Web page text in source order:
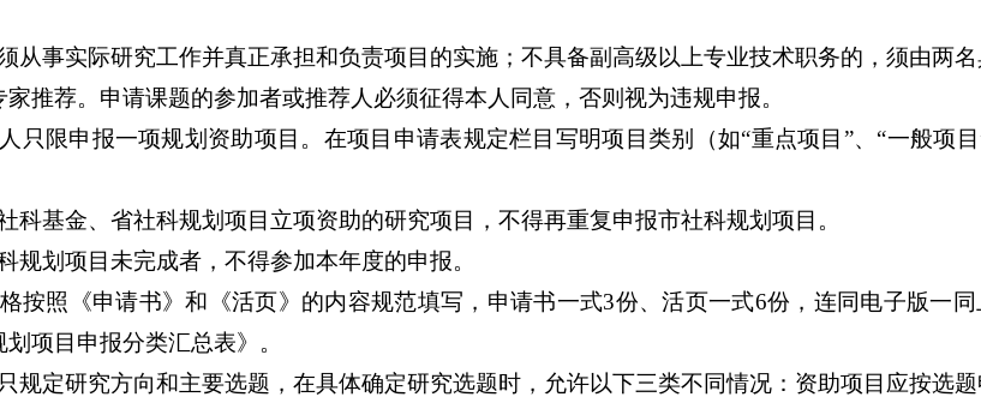
从事实际研究工作并真正承担和负责项目的实施；不具备副高级以上专业技术职务的，须由两
推荐。申请课题的参加者或推荐人必须征得本人同意，否则视为违规申报。
只限申报一项规划资助项目。在项目申请表规定栏目写明项目类别（如“重点项目”、“一般项
科基金、省社科规划项目立项资助的研究项目，不得再重复申报市社科规划项目。
规划项目未完成者，不得参加本年度的申报。
按照《申请书》和《活页》的内容规范填写，申请书一式3份、活页一式6份，连同电子版一
项目申报分类汇总表》。
只规定研究方向和主要选题，在具体确定研究选题时，允许以下三类不同情况：资助项目应按选